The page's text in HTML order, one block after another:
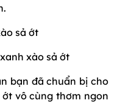
xào sả ớt
bạn đã chuẩn bị cho
vô cùng thơm ngon